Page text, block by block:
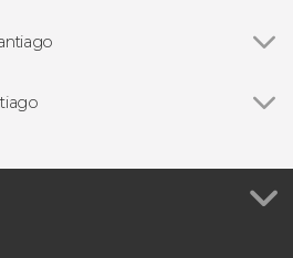
de Santiago
saindo de Santiago
Safári de Rancagua
Farellones e Valle Nevado
Algarrobo e Viña